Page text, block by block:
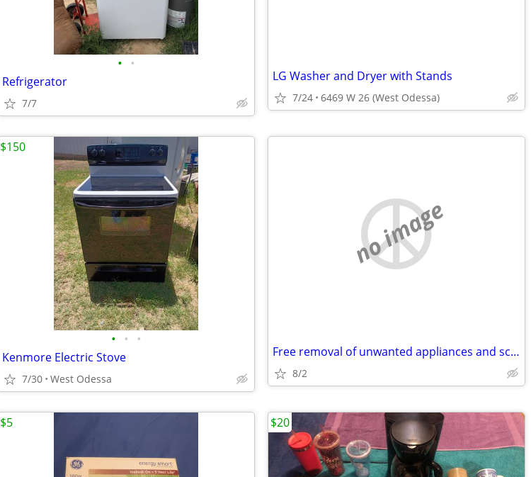
• •
Refrigerator
7/7
LG Washer and Dryer with Stands
7/24 6469 W 26 (West Odessa)
• • •
Kenmore Electric Stove
7/30 West Odessa
$150
no image
Free removal of unwanted appliances and scrap
8/2
$5 $20